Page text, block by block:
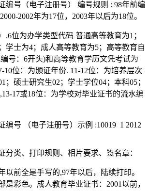
编号（电子注册号） 编号规则 : 98年前编
2002年为17位，2003年以后为18位。
.6位为办学类型代码 普通高等教育为1；
学士为4；成人高等教育为5；高等教育自
号：6开头)和高等教育学历文凭考试为
10位：为颁证年份. 11-12位：为培养层次
；硕士研究生02；学士学位04；本科05；
17或18位：为学校对毕业证书的流水编
编号 （电子注册号）示例 :10019 1 2012
分类、打印规则、相片要求、签名章：
以前全是手写的,97年以后，陆续打印。
是彩色。成人教育毕业证书：2001以前，